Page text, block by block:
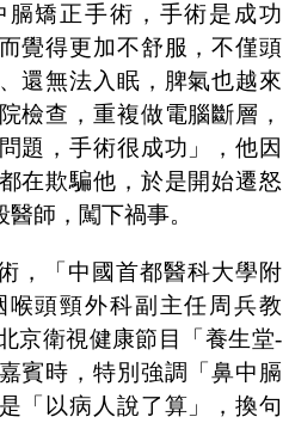
矯正手術，手術是成功
覺得更加不舒服，不僅頭
還無法入眠，脾氣也越來
檢查，重複做電腦斷層，
題，手術很成功」，他因
在欺騙他，於是開始遷怒
師，闖下禍事。
，「中國首都醫科大學附
頭頸外科副主任周兵教
京衛視健康節目「養生堂-
賓時，特別強調「鼻中膈
「以病人說了算」，換句